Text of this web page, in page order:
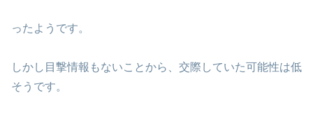
ったようです。
しかし目撃情報もないことから、交際していた可能性は低
そうです。